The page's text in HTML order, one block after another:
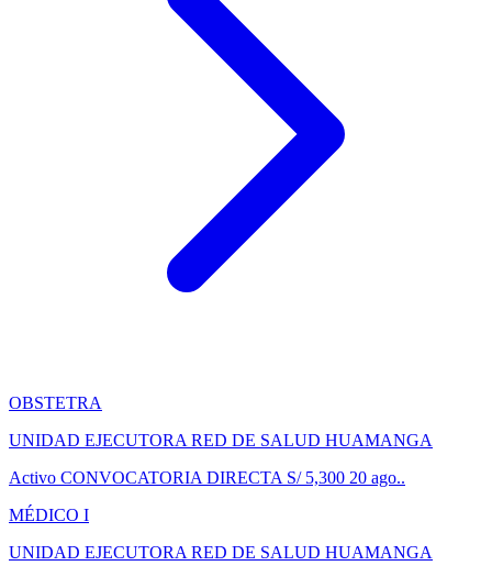
OBSTETRA
UNIDAD EJECUTORA RED DE SALUD HUAMANGA
Activo CONVOCATORIA DIRECTA S/ 5,300 20 ago..
MÉDICO I
UNIDAD EJECUTORA RED DE SALUD HUAMANGA